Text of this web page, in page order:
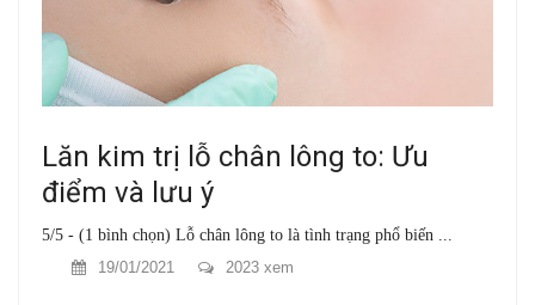
Lăn kim trị lỗ chân lông to: Ưu
điểm và lưu ý
5/5 - (1 bình chọn) Lỗ chân lông to là tình trạng phổ biến ...
19/01/2021
2023 xem